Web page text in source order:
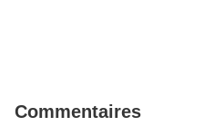
Commentaires